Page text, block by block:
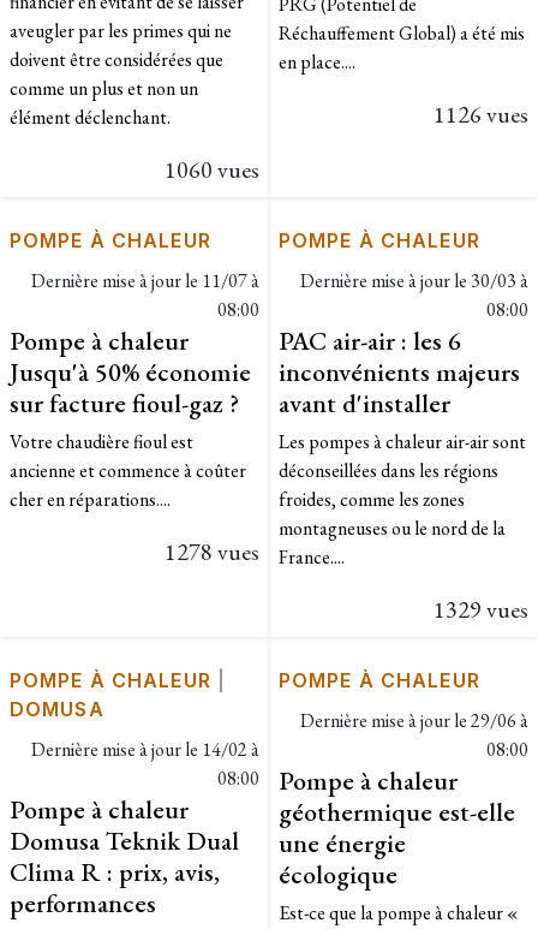
aveugler par les primes qui ne
doivent être considérées que
comme un plus et non un
élément déclenchant.
1060 vues
Réchauffement Global) a été mis
en place....
1126 vues
POMPE À CHALEUR
Dernière mise à jour le 11/07 à
08:00
Pompe à chaleur
Jusqu'à 50% économie
sur facture fioul-gaz ?
Votre chaudière fioul est
ancienne et commence à coûter
cher en réparations....
1278 vues
POMPE À CHALEUR
Dernière mise à jour le 30/03 à
08:00
PAC air-air : les 6
inconvénients majeurs
avant d'installer
Les pompes à chaleur air-air sont
déconseillées dans les régions
froides, comme les zones
montagneuses ou le nord de la
France....
1329 vues
POMPE À CHALEUR
DOMUSA
Dernière mise à jour le 14/02 à
08:00
Pompe à chaleur
Domusa Teknik Dual
Clima R : prix, avis,
performances
POMPE À CHALEUR
Dernière mise à jour le29/06 à
08:00
Pompe à chaleur
géothermique est-elle
une énergie
écologique
Est-ce que la pompe à chaleur «